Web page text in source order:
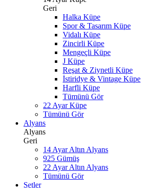
Geri
Halka Küpe
Spor & Tasarım Küpe
Vidalı Küpe
Zincirli Küpe
Mengeçli Küpe
J Küpe
Reşat & Ziynetli Küpe
İstiridye & Vintage Küpe
Harfli Küpe
Tümünü Gör
22 Ayar Küpe
Tümünü Gör
Alyans
Alyans
Geri
14 Ayar Altın Alyans
925 Gümüş
22 Ayar Altın Alyans
Tümünü Gör
Setler